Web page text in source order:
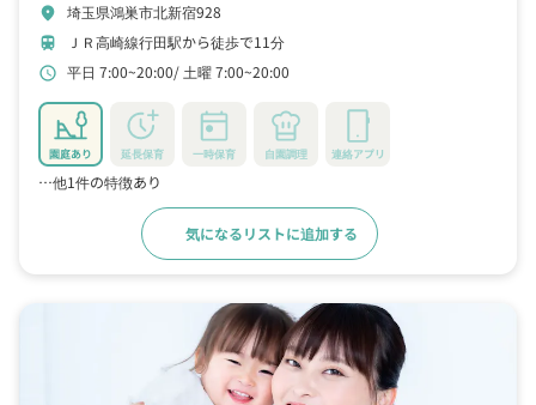
location_on 埼玉県鴻巣市北新宿928
train ＪＲ高崎線行田駅から徒歩で11分
schedule 平日 7:00~20:00 土曜 7:00~20:00
園庭あり 延長保育 一時保育 自園調理 連絡アプリ
…他1件の特徴あり
気になるリストに追加する